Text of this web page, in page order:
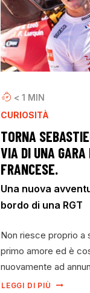
< 1 MIN
CURIOSITÀ
TORNA
VIA DI UNA
FRANCESE.
Una nuova
bordo di una RGT
Non riesce proprio a
primo amore ed è
nuovamente ad
LEGGI DI PIÙ